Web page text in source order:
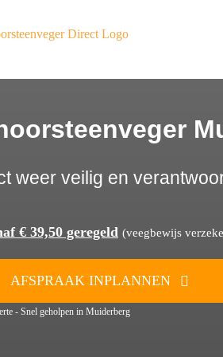
weer veilig en
€ 39,50 geregeld (veegbewijs
AFSPRAAK INPLANNEN
- Snel geholpen in Muiderberg